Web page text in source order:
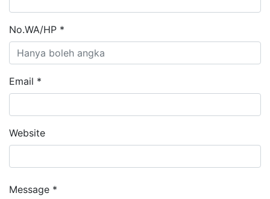
No.WA/HP *
Email *
Website
Message *